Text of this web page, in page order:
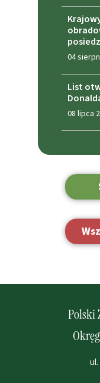
04
List
08 lipca
Polski